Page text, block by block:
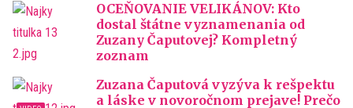
OCEŇOVANIE VELIKÁNOV: Kto
dostal štátne vyznamenania od
Zuzany Čaputovej? Kompletný
zoznam
Zuzana Čaputová vyzýva k rešpektu
a láske v novoročnom prejave! Prečo